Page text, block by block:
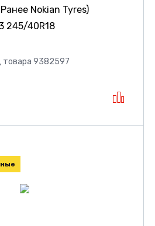
Nokian Tyres)
245/40R18
товара 9382597